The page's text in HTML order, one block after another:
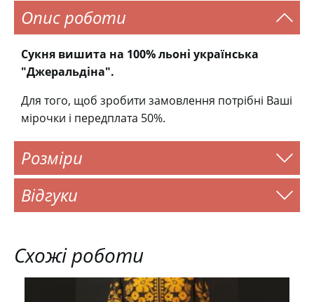
Опис роботи
Сукня вишита на 100% льоні українська
"Джеральдіна".
Для того, щоб зробити замовлення потрібні Ваші
мірочки і передплата 50%.
Розміри
Відгуки
Схожі роботи